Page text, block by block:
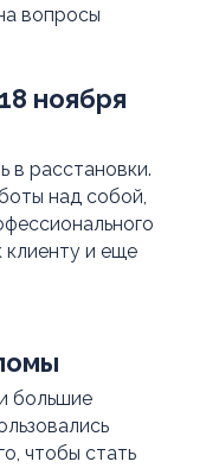
вопросы
ноября
в расстановки.
над собой,
и еще
большие
чтобы стать